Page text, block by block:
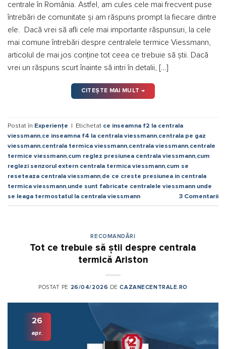
centrale în România. Astfel, am cules cele mai frecvent puse
întrebări de comunitate și am răspuns prompt la fiecare dintre
ele. Dacă vrei să afli cele mai importante răspunsuri, la cele
mai comune întrebări despre centralele termice Viessmann,
articolul de mai jos conține tot ceea ce trebuie să știi. Dacă
vrei un răspuns scurt înainte să intri în detalii, […]
CITEȘTE MAI MULT →
Postat în Experiențe | Etichetat ce inseamna f2 la centrala
viessmann ce inseamna f4 la centrala viessmann centrala pe gaz
viessmann centrala termica viessmann centrala viessmann centrale
termice viessmann cum reglez presiunea centrala viessmann cum
reglezi senzorul extern centrala termica viessmann cum se
reseteaza centrala viessmann de ce creste presiunea in centrala
termica viessmann unde sunt fabricate centralele viessmann unde
se leaga termostatul la centrala viessmann
3 Comentarii
RECOMANDĂRI
Tot ce trebuie să știi despre centrala
termică Ariston
POSTAT PE 26/04/2026 DECAZANECENTRALE.RO
26
apr.